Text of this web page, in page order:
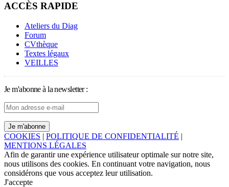
ACCÈS RAPIDE
Ateliers du Diag
Forum
CVthèque
Textes légaux
VEILLES
Je m'abonne à la newsletter :
COOKIES | POLITIQUE DE CONFIDENTIALITÉ |
MENTIONS LÉGALES
Afin de garantir une expérience utilisateur optimale sur notre site,
nous utilisons des cookies. En continuant votre navigation, nous
considérons que vous acceptez leur utilisation.
J'accepte